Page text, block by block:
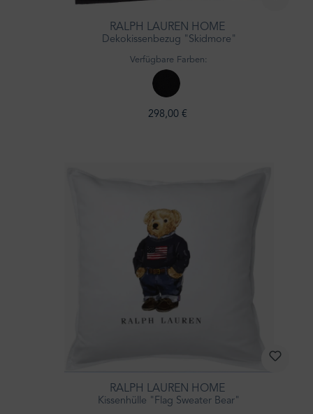
RALPH LAUREN HOME
Dekokissenbezug "Skidmore"
Verfügbare Farben:
298,00 €
RALPH LAUREN HOME
Kissenhülle "Flag Sweater Bear"